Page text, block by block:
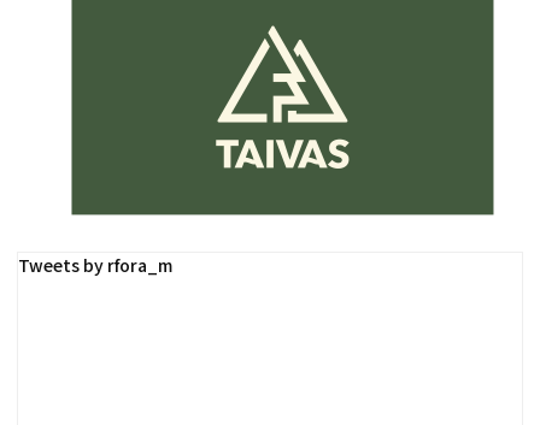
Tweets by rfora_m